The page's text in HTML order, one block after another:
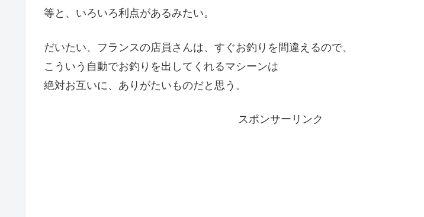
等と、いろいろ利点があるみたい。
だいたい、フランスの店員さんは、すぐお釣りを間違えるので、
こういう自動でお釣りを出してくれるマシーンは
絶対お互いに、ありがたいものだと思う。
スポンサーリンク